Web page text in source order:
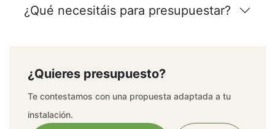
¿Qué necesitáis para presupuestar?
¿Quieres presupuesto?
Te contestamos con una propuesta adaptada a tu
instalación.